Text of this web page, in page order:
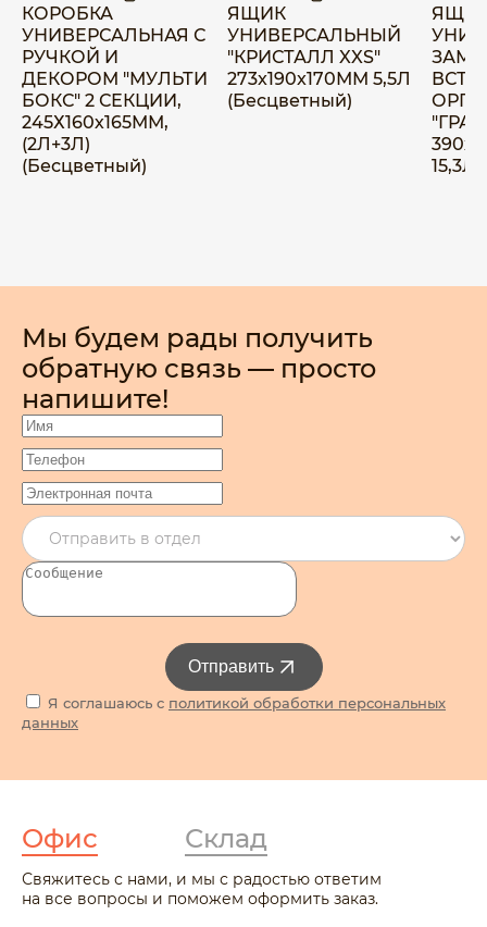
КОРОБКА
УНИВЕРСАЛЬНАЯ С
РУЧКОЙ И
ДЕКОРОМ "МУЛЬТИ
БОКС" 2 СЕКЦИИ,
245Х160х165ММ,
(2Л+3Л)
(Бесцветный)
ЯЩИК
УНИВЕРСАЛЬНЫЙ
"КРИСТАЛЛ XXS"
273x190x170ММ 5,5Л
(Бесцветный)
15,3Л
Мы будем рады получить
обратную связь — просто
напишите!
Я соглашаюсь с политикой обработки персональных
данных
Отправить
Офис Склад
Свяжитесь с нами, и мы с радостью ответим
на все вопросы и поможем оформить заказ.